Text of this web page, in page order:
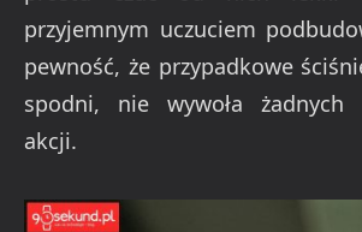
przyjemnym uczuciem
pewność, że przypadkowe
spodni, nie wywoła żadnych
akcji.